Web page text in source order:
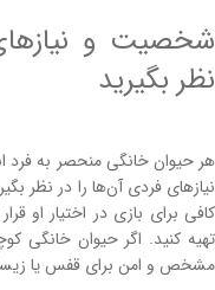
شخصیت و
نظر بگیرید
هر حیوان خانگی منحصر به فرد
نیازهای فردی آن‌ها را در نظر
کافی برای بازی در اختیار او
تهیه کنید. اگر حیوان خانگی
مشخص و امن برای قفس یا